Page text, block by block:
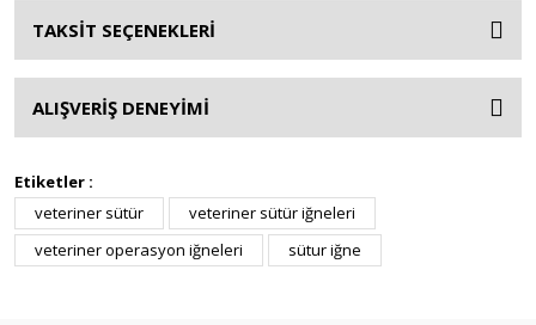
TAKSİT SEÇENEKLERİ
ALIŞVERİŞ DENEYİMİ
Etiketler :
veteriner sütür
veteriner sütür iğneleri
veteriner operasyon iğneleri
sütur iğne